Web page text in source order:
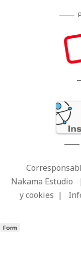
Nakama Estudio
y cookies |
Form